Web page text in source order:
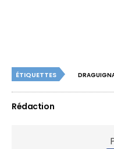
ÉTIQUETTES
Rédaction